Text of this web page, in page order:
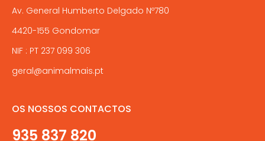
Av. General Humberto Delgado Nº780
4420-155 Gondomar
NIF : PT 237 099 306
geral@animalmais.pt
OS NOSSOS CONTACTOS
935 837 820